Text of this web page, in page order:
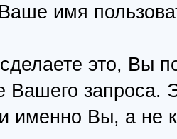
имя
это, Вы
Вашего запроса.
именно Вы, а не